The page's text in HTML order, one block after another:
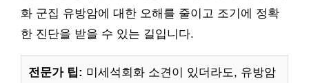
화 군집 유방암에 대한 오해를 줄이고 조기에 정확
한 진단을 받을 수 있는 길입니다.
전문가 팁: 미세석회화 소견이 있더라도, 유방암